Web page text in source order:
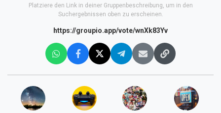
Platziere den Link in deiner Gruppenbeschreibung, um in den
Suchergebnissen oben zu erscheinen.
https://groupio.app/vote/wnXk83Yv